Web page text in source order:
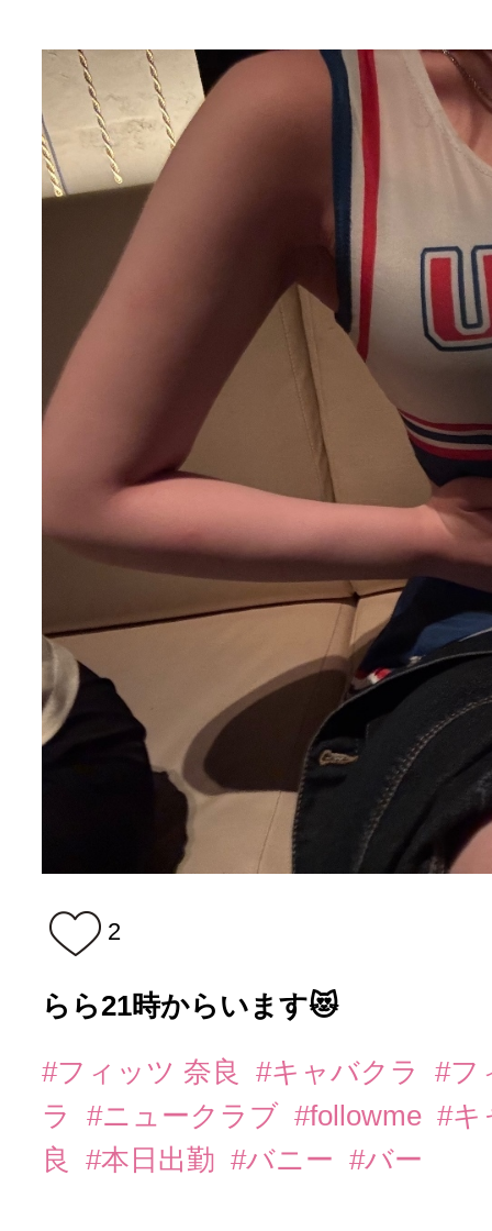
2
らら21時からいます😻
#フィッツ 奈良 #キャバクラ
#フ
ラ
#ニュークラブ #followme #キ
良
#本日出勤 #バニー #バー